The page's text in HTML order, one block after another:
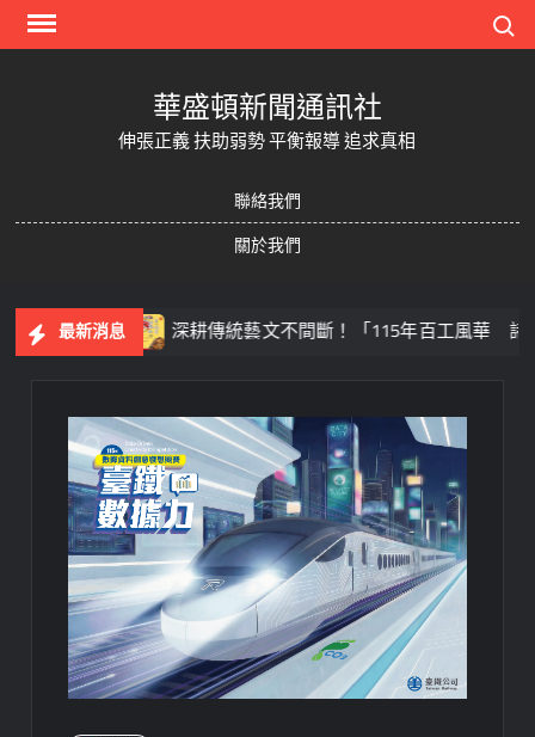
Skip
華盛頓新聞通訊社
伸張正義 扶助弱勢 平衡報導 追求真相
聯絡我們
關於我們
最新消息
足球 深耕傳統藝文不間斷！「115年百工風華 諸羅獻